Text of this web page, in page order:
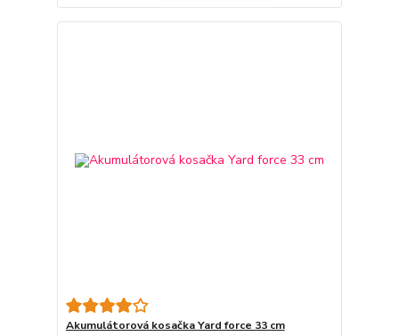
Akumulátorová kosačka Yard force 33 cm